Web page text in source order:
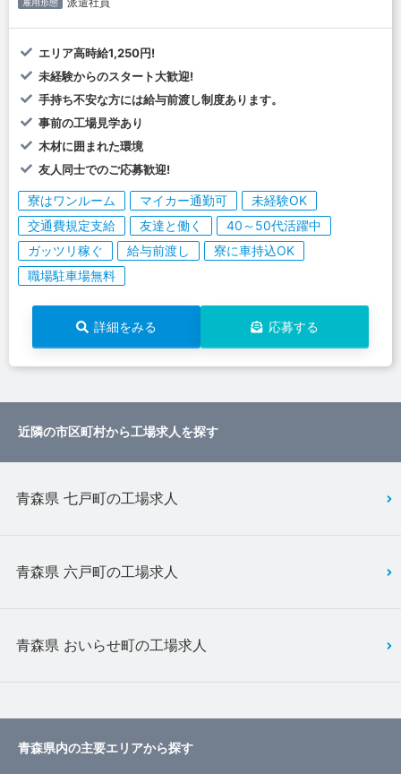
エリア高時給1,250円!
未経験からのスタート大歓迎!
手持ち不安な方には給与前渡し制度あります。
事前の工場見学あり
木材に囲まれた環境
友人同士でのご応募歓迎!
寮はワンルーム マイカー通勤可
未経験OK
交通費規定支給
友達と働く
40～50代活躍中
ガッツリ稼ぐ
給与前渡し
寮に車持込OK
職場駐車場無料
詳細をみる 応募する
近隣の市区町村から工場求人を探す
青森県 七戸町の工場求人
青森県 六戸町の工場求人
青森県 おいらせ町の工場求人
青森県内の主要エリアから探す